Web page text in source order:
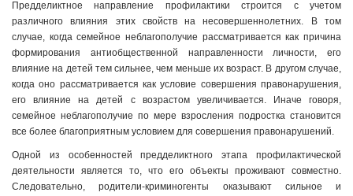
Предделиктное направление профилактики строится с учетом
различного влияния этих свойств на несовершеннолетних. В том
случае, когда семейное неблагополучие рассматривается как причина
формирования антиобщественной направленности личности, его
влияние на детей тем сильнее, чем меньше их возраст. В другом случае,
когда оно рассматривается как условие совершения правонарушения,
его влияние на детей с возрастом увеличивается. Иначе говоря,
семейное неблагополучие по мере взросления подростка становится
все более благоприятным условием для совершения правонарушений.
Одной из особенностей предделиктного этапа профилактической
деятельности является то, что его объекты проживают совместно.
Следовательно, родители-криминогенты оказывают сильное и